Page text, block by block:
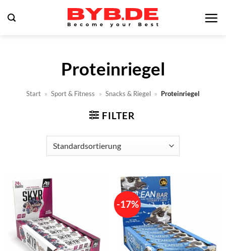
Inhalt
Proteinriegel
Start » Sport & Fitness » Snacks & Riegel » Proteinriegel
FILTER
-17%